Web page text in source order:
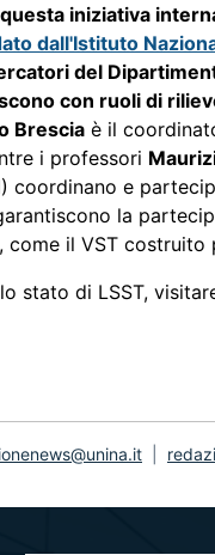
iniziativa
dall'Istituto
del
con ruoli di
Brescia è il
i professori
coordinano e
la
come il VST costruito
stato di LSST,